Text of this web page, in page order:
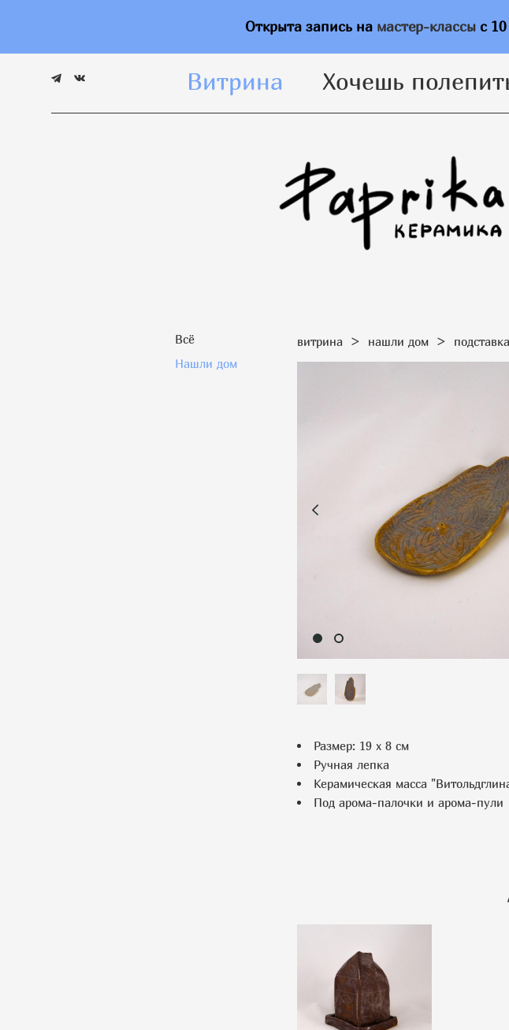
Открыта запись на мастер-классы с
Витрина Хочешь
Витрина Хочешь
Всё
Нашли дом
витрина > нашли дом >
Размер: 19 х 8 см
Ручная лепка
Керамическая масса
Под арома-палочки и арома-пули